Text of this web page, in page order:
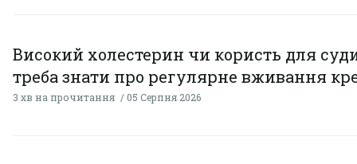
Високий холестерин чи користь для
треба знати про регулярне вживання
3 хв на прочитання 05 Серпня 2026